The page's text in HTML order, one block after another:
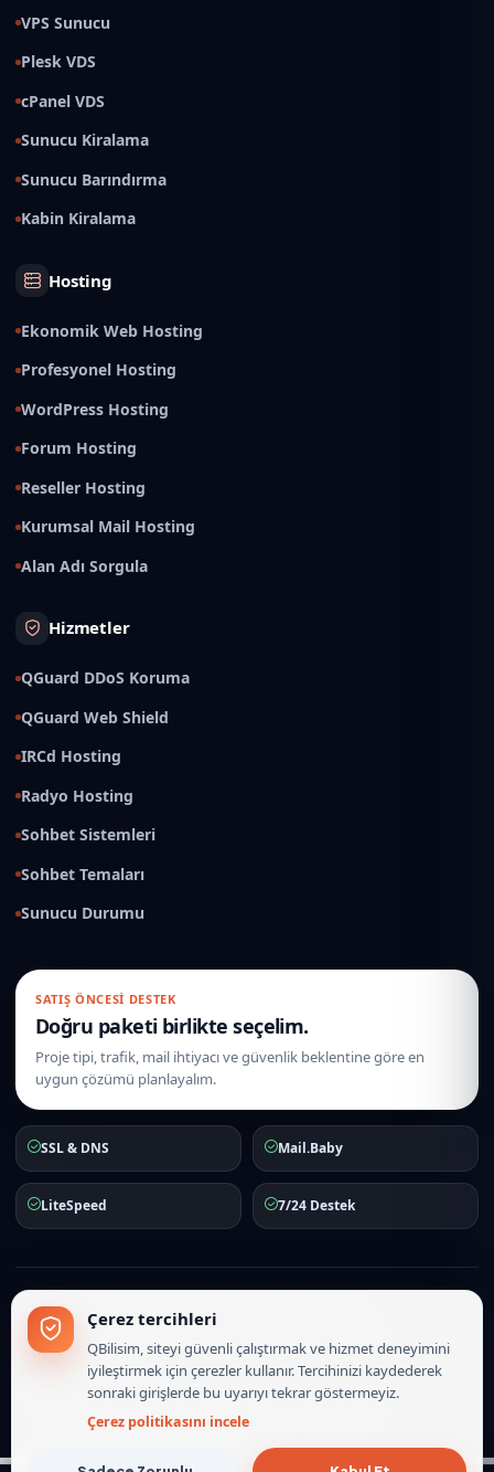
VPS Sunucu
Plesk VDS
cPanel VDS
Sunucu Kiralama
Sunucu Barındırma
Kabin Kiralama
Hosting
Ekonomik Web Hosting
Profesyonel Hosting
WordPress Hosting
Forum Hosting
Reseller Hosting
Kurumsal Mail Hosting
Alan Adı Sorgula
Hizmetler
QGuard DDoS Koruma
QGuard Web Shield
IRCd Hosting
Radyo Hosting
Sohbet Sistemleri
Sohbet Temaları
Sunucu Durumu
SATIŞ ÖNCESI DESTEK
Doğru paketi birlikte seçelim.
Proje tipi, trafik, mail ihtiyacı ve güvenlik beklentine göre en
uygun çözümü planlayalım.
SSL & DNS Mail.Baby
LiteSpeed 7/24 Destek
iyzico
Hakkımızda
Çerez Politikası
© 2010-2026QBilisim.Comİnternet Hizmetleri. Tüm hakları saklıdır.
Türkiye lokasyonlu hosting, mail ve sunucu operasyonları.
Çerez tercihleri
QBilisim, siteyi güvenli çalıştırmak ve hizmet deneyimini
iyileştirmek için çerezler kullanır. Tercihinizi kaydederek
sonraki girişlerde bu uyarıyı tekrar göstermeyiz.
Çerez politikasını incele